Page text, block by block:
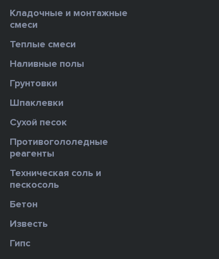
Кладочные и монтажные
смеси
Теплые смеси
Наливные полы
Грунтовки
Шпаклевки
Сухой песок
Противогололедные
реагенты
Техническая соль и
пескосоль
Бетон
Известь
Гипс